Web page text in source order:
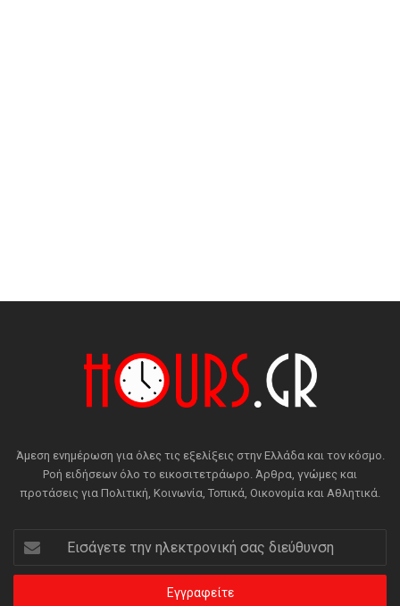
Άμεση ενημέρωση για όλες τις εξελίξεις στην Ελλάδα και τον κόσμο.
Ροή ειδήσεων όλο το εικοσιτετράωρο. Άρθρα, γνώμες και
προτάσεις για Πολιτική, Κοινωνία, Τοπικά, Οικονομία και Αθλητικά.
Εισάγετε
την
ηλεκτρονική